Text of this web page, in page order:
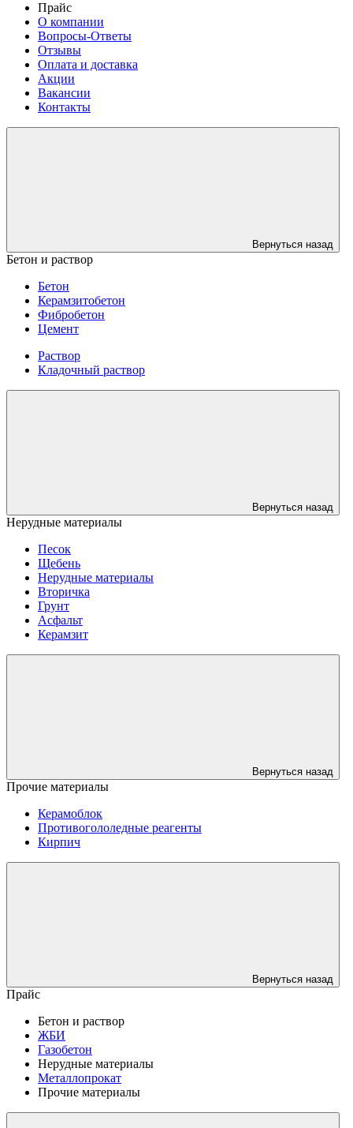
Прайс
О компании
Вопросы-Ответы
Отзывы
Оплата и доставка
Акции
Вакансии
Контакты
Вернуться назад
Бетон и раствор
Бетон
Керамзитобетон
Фибробетон
Цемент
Раствор
Кладочный раствор
Вернуться назад
Нерудные материалы
Песок
Щебень
Нерудные материалы
Вторичка
Грунт
Асфальт
Керамзит
Вернуться назад
Прочие материалы
Керамоблок
Противогололедные реагенты
Кирпич
Вернуться назад
Прайс
Бетон и раствор
ЖБИ
Газобетон
Нерудные материалы
Металлопрокат
Прочие материалы